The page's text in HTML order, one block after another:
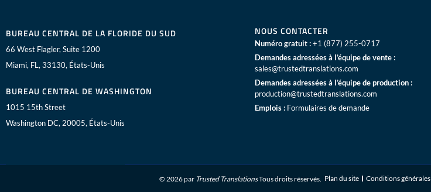
BUREAU CENTRAL DE LA FLORIDE DU SUD
66 West Flagler, Suite 1200
Miami, FL, 33130, États-Unis
BUREAU CENTRAL DE WASHINGTON
1015 15th Street
Washington DC, 20005, États-Unis
NOUS CONTACTER
Numéro gratuit : +1 (877) 255-0717
Demandes adressées à l’équipe de vente :
sales@trustedtranslations.com
Demandes adressées à l’équipe de production :
production@trustedtranslations.com
Emplois : Formulaires de demande
© 2026 par Trusted TranslationsTous droits réservés. Plan du site Conditions générales